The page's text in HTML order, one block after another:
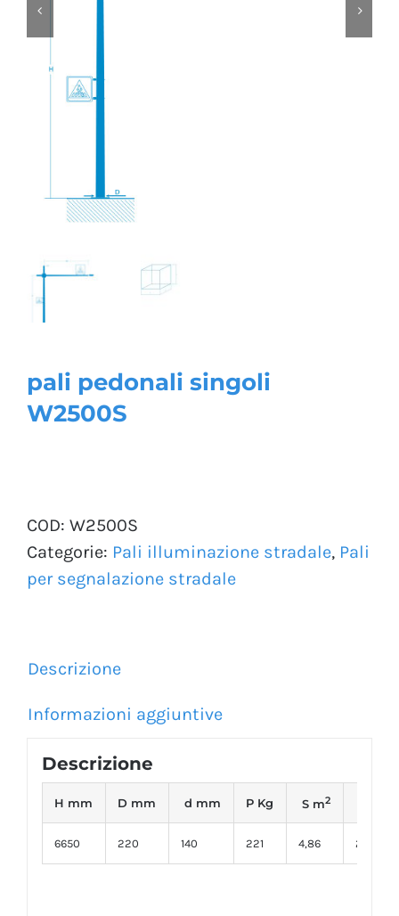
pali pedonali singoli
W2500S
COD: W2500S
Categorie: Pali illuminazione stradale, Pali
per segnalazione stradale
Descrizione
Informazioni aggiuntive
Descrizione
H mm D mm d mm P Kg S m2
6650 220 140 221 4,86 2500